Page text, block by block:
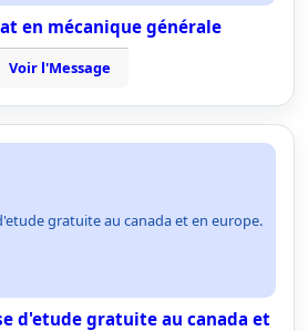
en mécanique générale
Voir l'Message
gratuite au canada et en europe.
d'etude gratuite au canada et